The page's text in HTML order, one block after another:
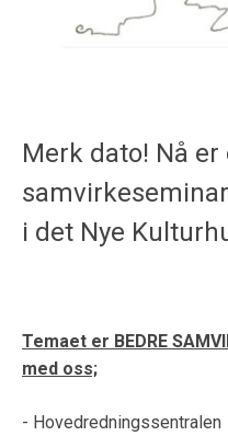
Merk dato! Nå
i det Nye
Temaet er BEDRE
med oss;
- Hovedredningssentralen